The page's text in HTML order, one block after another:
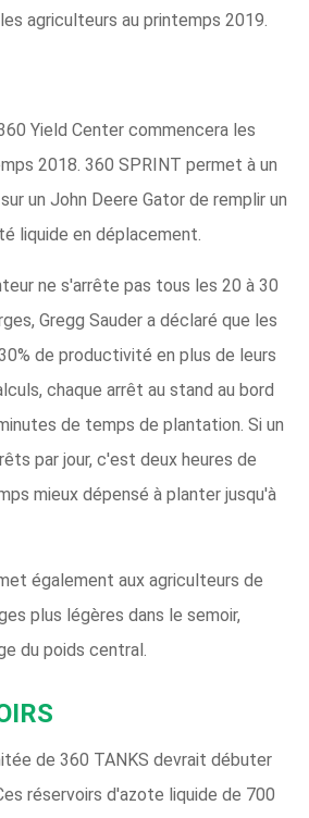
agriculteurs au printemps 2019.
Yield Center commencera les
2018. 360 SPRINT permet à un
un John Deere Gator de remplir un
liquide en déplacement.
ne s'arrête pas tous les 20 à 30
Gregg Sauder a déclaré que les
de productivité en plus de leurs
chaque arrêt au stand au bord
de temps de plantation. Si un
par jour, c'est deux heures de
mieux dépensé à planter jusqu'à
également aux agriculteurs de
plus légères dans le semoir,
du poids central.
de 360 ​​TANKS devrait débuter
réservoirs d'azote liquide de 700